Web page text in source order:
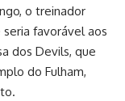
o treinador
favorável aos
dos Devils, que
do Fulham,